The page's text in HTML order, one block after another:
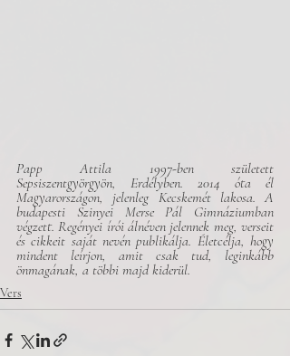
Papp Attila 1997-ben született
Sepsiszentgyörgyön, Erdélyben. 2014 óta él
Magyarországon, jelenleg Kecskemét lakosa. A
budapesti Szinyei Merse Pál Gimnáziumban
végzett. Regényei írói álnéven jelennek meg, verseit
és cikkeit saját nevén publikálja. Életcélja, hogy
mindent leírjon, amit csak tud, leginkább
önmagának, a többi majd kiderül.
Vers